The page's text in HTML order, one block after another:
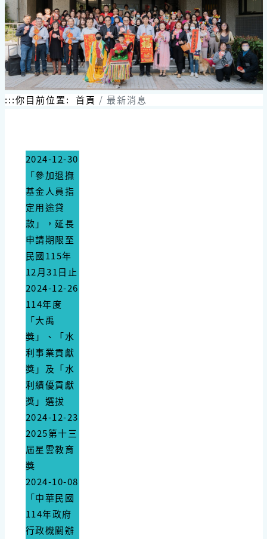
跳
到
主
要
內
容
區
塊
:::你目前位置: 首頁 最新消息
2024-12-30
「參加退撫
基金人員指
定用途貸
款」，延長
申請期限至
民國115年
12月31日止
2024-12-26
114年度
「大禹
獎」、「水
利事業貢獻
獎」及「水
利績優貢獻
獎」選拔
2024-12-23
2025第十三
屆星雲教育
獎
2024-10-08
「中華民國
114年政府
行政機關辦